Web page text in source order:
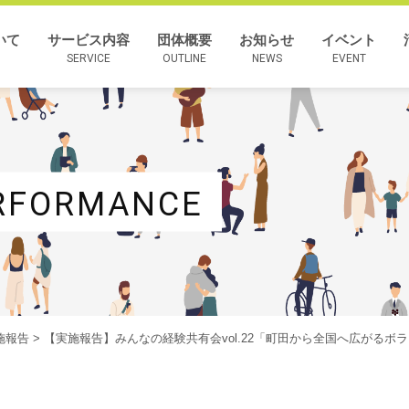
て サービス内容
SERVICE
団体概要
OUTLINE
お知らせ
NEWS
イベント
EVENT
報告 > 【実施報告】みんなの経験共有会vol.22「町田から全国へ広がるボ